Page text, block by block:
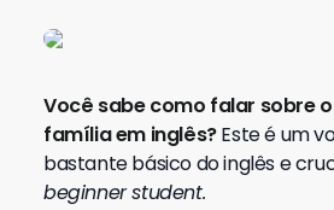
Você sabe como falar sobre
família em inglês?Este é um
bastante básico do inglês e
beginner student.